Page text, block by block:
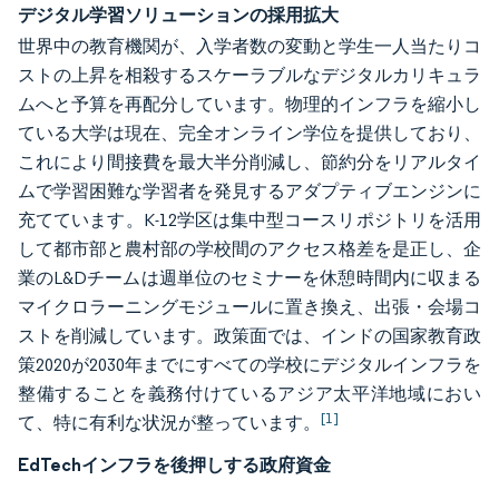
デジタル学習ソリューションの採用拡大
世界中の教育機関が、入学者数の変動と学生一人当たりコ
ストの上昇を相殺するスケーラブルなデジタルカリキュラ
ムへと予算を再配分しています。物理的インフラを縮小し
ている大学は現在、完全オンライン学位を提供しており、
これにより間接費を最大半分削減し、節約分をリアルタイ
ムで学習困難な学習者を発見するアダプティブエンジンに
充てています。K-12学区は集中型コースリポジトリを活用
して都市部と農村部の学校間のアクセス格差を是正し、企
業のL&Dチームは週単位のセミナーを休憩時間内に収まる
マイクロラーニングモジュールに置き換え、出張・会場コ
ストを削減しています。政策面では、インドの国家教育政
策2020が2030年までにすべての学校にデジタルインフラを
整備することを義務付けているアジア太平洋地域におい
て、特に有利な状況が整っています。 [1]
EdTechインフラを後押しする政府資金